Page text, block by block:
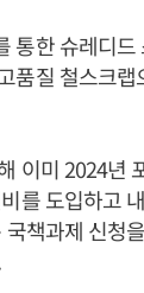
통한 슈레디드
품질 철스크랩
이미 2024년
를 도입하고
책과제 신청